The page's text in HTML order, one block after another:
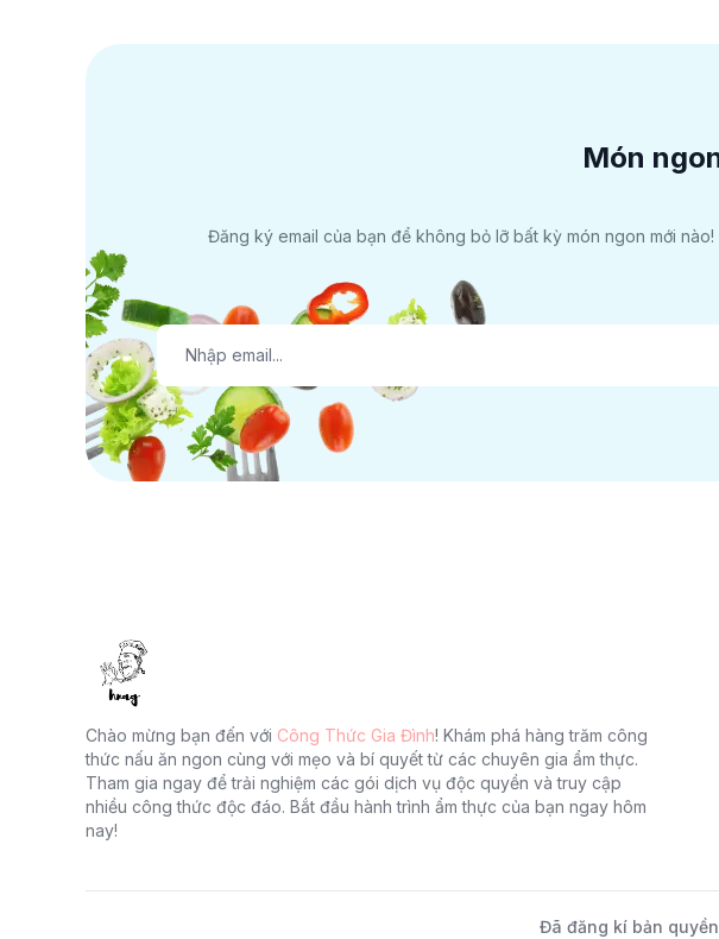
Món
Đăng ký email của bạn để không bỏ lỡ bất kỳ món ngon mới
Chào mừng bạn đến với Công Thức Gia Đình! Khám phá hàng trăm công
thức nấu ăn ngon cùng với mẹo và bí quyết từ các chuyên gia ẩm thực.
Tham gia ngay để trải nghiệm các gói dịch vụ độc quyền và truy cập
nhiều công thức độc đáo. Bắt đầu hành trình ẩm thực của bạn ngay hôm
nay!
Đã đăng kí bản